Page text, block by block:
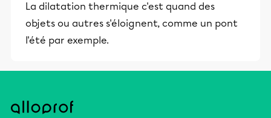
La dilatation thermique c'est quand des
objets ou autres s'éloignent, comme un pont
l'été par exemple.